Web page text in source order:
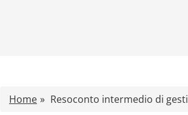
Home Resoconto intermedio di